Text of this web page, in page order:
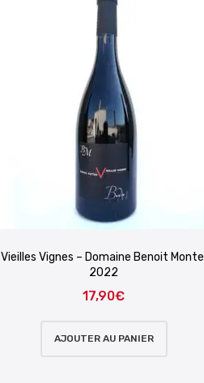
Vieilles Vignes – Domaine Benoit Montel
2022
17,90€
AJOUTER AU PANIER